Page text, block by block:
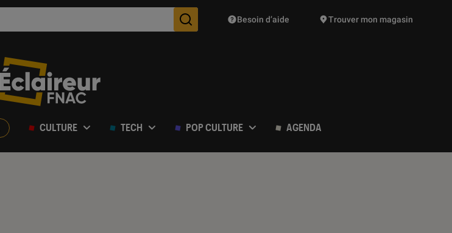
Des suggestions de produits vont vous être proposées
Besoin d’aide Trouver mon magasin
CULTURE TECH POP CULTURE AGENDA